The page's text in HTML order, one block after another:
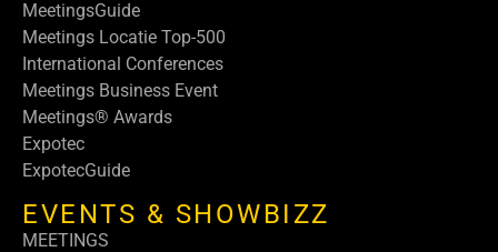
MeetingsGuide
Meetings Locatie Top-500
International Conferences
Meetings Business Event
Meetings® Awards
Expotec
ExpotecGuide
EVENTS & SHOWBIZZ
MEETINGS